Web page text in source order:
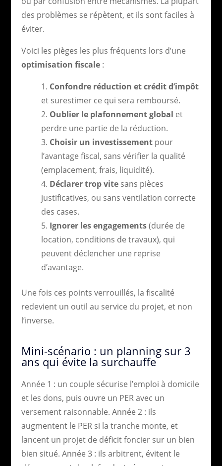
des problèmes se répètent, et ils sont faciles à
éviter.
Voici les pièges les plus fréquents lors d’une
optimisation fiscale:
Confondre réduction et crédit d’impôt
et surestimer ce qui sera remboursé.
Oublier le plafonnement global et
perdre une partie de la réduction.
Choisir un investissementpour
l’avantage fiscal, sans vérifier la qualité
(emplacement, frais, liquidité).
Déclarer trop vitesans pièces
justificatives, ou sans ventilation correcte
des cases.
Ignorer les engagements(durée de
location, conditions de travaux), qui
peuvent déclencher une reprise
d’avantage.
Une fois ces points verrouillés, la fiscalité
redevient un outil au service du projet, et non
l’inverse.
Mini-scénario : un planning sur 3
ans qui évite la surchauffe
Année 1 : un couple sécurise l’emploi à domicile
et les dons, puis ouvre un PER avec un
versement raisonnable. Année 2 : ils
augmentent le PER si la tranche monte, et
lancent un projet de déficit foncier sur un bien
bien situé. Année 3 : ils arbitrent, évitent le